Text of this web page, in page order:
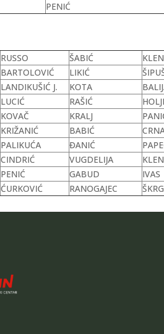
PENIĆ
RUSSO ŠABIĆ
BARTOLOVIĆ LIKIĆ
LANDIKUŠIĆ J. KOTA
LUCIĆ RAŠIĆ
KOVAČ KRALJ
KRIŽANIĆ BABIĆ
PALIKUĆA ĐANIĆ
CINDRIĆ VUGDELIJA
PENIĆ GABUD
IVAS
ĆURKOVIĆ RANOGAJEC